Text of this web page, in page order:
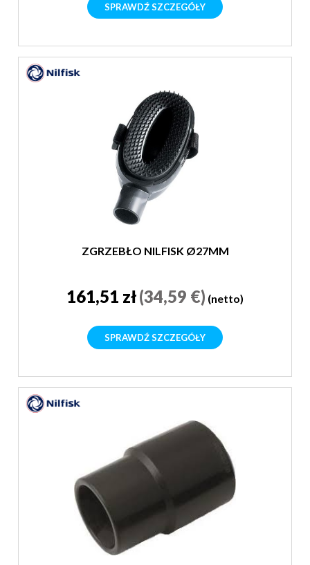
SPRAWDŹ SZCZEGÓŁY
ZGRZEBŁO NILFISK Ø27MM
161,51 zł(34,59 €) (netto)
SPRAWDŹ SZCZEGÓŁY